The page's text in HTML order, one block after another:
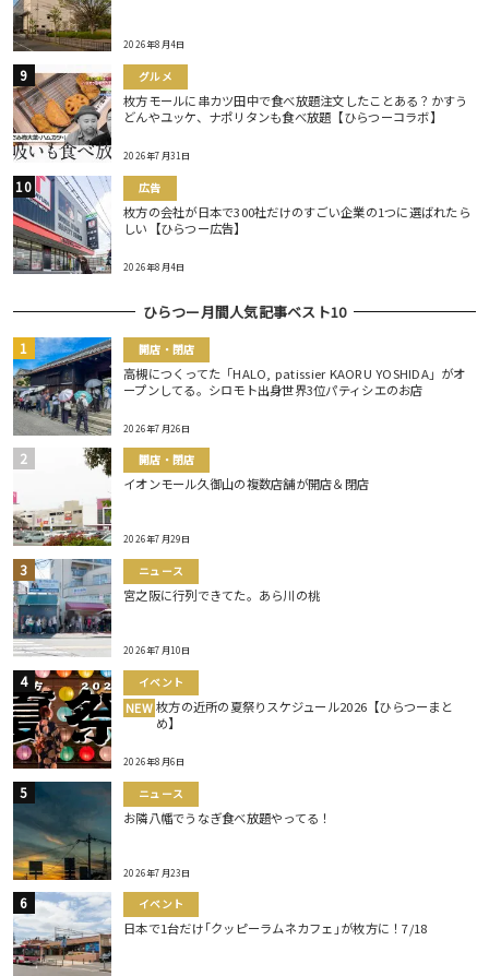
2026年8月4日
グルメ
枚方モールに串カツ田中で食べ放題注文したことある？かすう
どんやユッケ、ナポリタンも食べ放題【ひらつーコラボ】
2026年7月31日
広告
枚方の会社が日本で300社だけのすごい企業の1つに選ばれたら
しい【ひらつー広告】
2026年8月4日
ひらつー月間人気記事ベスト10
開店・閉店
高槻につくってた「HALO, patissier KAORU YOSHIDA」がオ
ープンしてる。シロモト出身世界3位パティシエのお店
2026年7月26日
開店・閉店
イオンモール久御山の複数店舗が開店＆閉店
2026年7月29日
ニュース
宮之阪に行列できてた。あら川の桃
2026年7月10日
イベント
NEW 枚方の近所の夏祭りスケジュール2026【ひらつーまと
め】
2026年8月6日
ニュース
お隣八幡でうなぎ食べ放題やってる！
2026年7月23日
イベント
日本で1台だけ｢クッピーラムネカフェ｣が枚方に！7/18